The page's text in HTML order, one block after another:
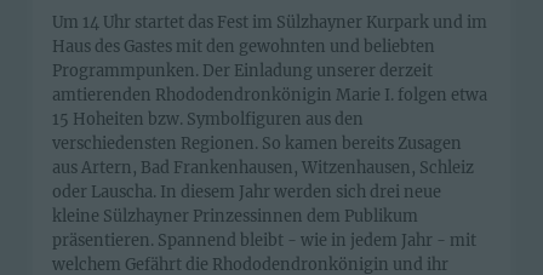
Um 14 Uhr startet das Fest im Sülzhayner Kurpark und im
Haus des Gastes mit den gewohnten und beliebten
Programmpunken. Der Einladung unserer derzeit
amtierenden Rhododendronkönigin Marie I. folgen etwa
15 Hoheiten bzw. Symbolfiguren aus den
verschiedensten Regionen. So kamen bereits Zusagen
aus Artern, Bad Frankenhausen, Witzenhausen, Schleiz
oder Lauscha. In diesem Jahr werden sich drei neue
kleine Sülzhayner Prinzessinnen dem Publikum
präsentieren. Spannend bleibt - wie in jedem Jahr - mit
welchem Gefährt die Rhododendronkönigin und ihr